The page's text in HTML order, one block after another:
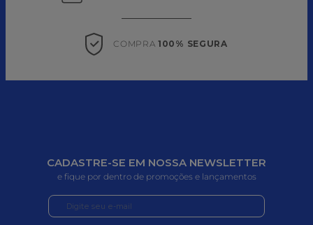
COMPRA 100% SEGURA
CADASTRE-SE EM NOSSA NEWSLETTER
e fique por dentro de promoções e lançamentos